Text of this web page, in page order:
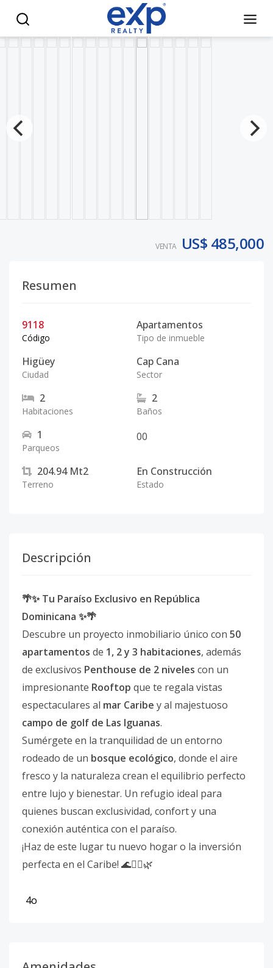
VENTA US$ 485,000
Resumen
9118
Código
Apartamentos
Tipo de inmueble
Higüey
Ciudad
Cap Cana
Sector
2
Habitaciones
2
Baños
1
Parqueos
00
204.94 Mt2
Terreno
En Construcción
Estado
Descripción
🌴✨ Tu Paraíso Exclusivo en República
Dominicana ✨🌴
Descubre un proyecto inmobiliario único con 50
apartamentos de 1, 2 y 3 habitaciones, además
de exclusivos Penthouse de 2 niveles con un
impresionante Rooftop que te regala vistas
espectaculares al mar Caribe y al majestuoso
campo de golf de Las Iguanas.
Sumérgete en la tranquilidad de un entorno
rodeado de un bosque ecológico, donde el aire
fresco y la naturaleza crean el equilibrio perfecto
entre lujo y bienestar. Un refugio ideal para
quienes buscan exclusividad, confort y una
conexión auténtica con el paraíso.
¡Haz de este lugar tu nuevo hogar o la inversión
perfecta en el Caribe! 🌊🏌️‍♂️🌿
4o
Apartamento de lujo en venta en Cap Cana, RD - eXp